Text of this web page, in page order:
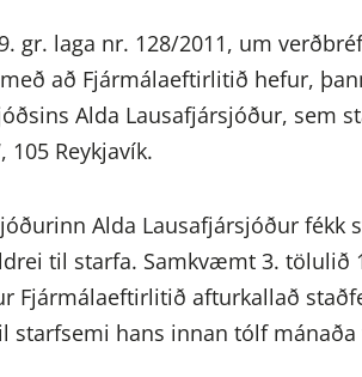
gr. laga nr. 128/2011, um
að Fjármálaeftirlitið hefur,
Alda Lausafjársjóður, sem
105 Reykjavík.
Alda Lausafjársjóður
til starfa. Samkvæmt 3. tölulið
Fjármálaeftirlitið afturkallað
starfsemi hans innan tólf